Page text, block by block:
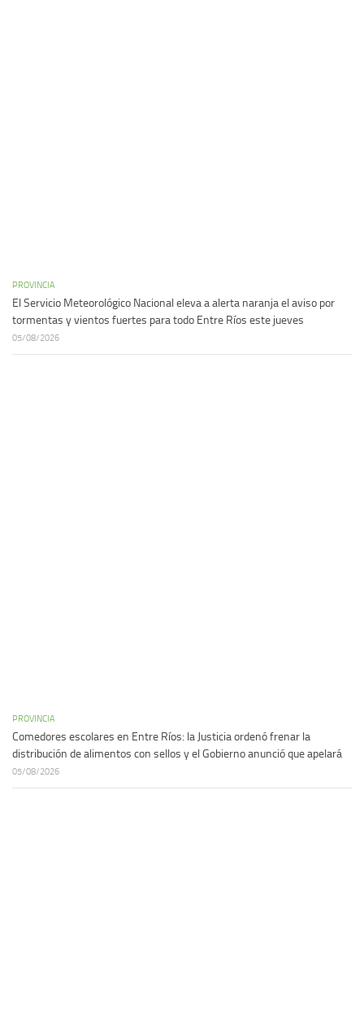
PROVINCIA
El Servicio Meteorológico Nacional eleva a alerta naranja el aviso por
tormentas y vientos fuertes para todo Entre Ríos este jueves
05/08/2026
PROVINCIA
Comedores escolares en Entre Ríos: la Justicia ordenó frenar la
distribución de alimentos con sellos y el Gobierno anunció que apelará
05/08/2026